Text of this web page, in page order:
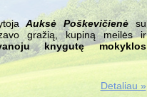
Auksė Poškevičienėsu
gražią, kupiną meilės ir
knygutę mokyklos
Detaliau »